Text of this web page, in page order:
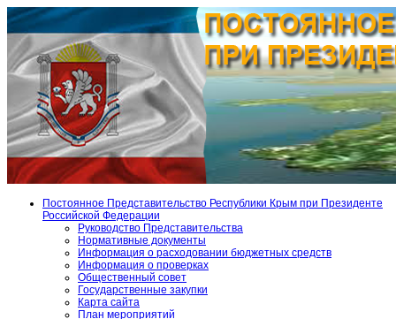
Постоянное Представительство Республики Крым при Президенте
Российской Федерации
Руководство Представительства
Нормативные документы
Информация о расходовании бюджетных средств
Информация о проверках
Общественный совет
Государственные закупки
Карта сайта
План мероприятий